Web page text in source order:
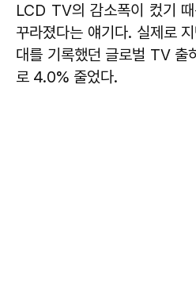
LCD TV의 감소폭이 컸기
꾸라졌다는 얘기다. 실제로
대를 기록했던 글로벌 TV
로 4.0% 줄었다.